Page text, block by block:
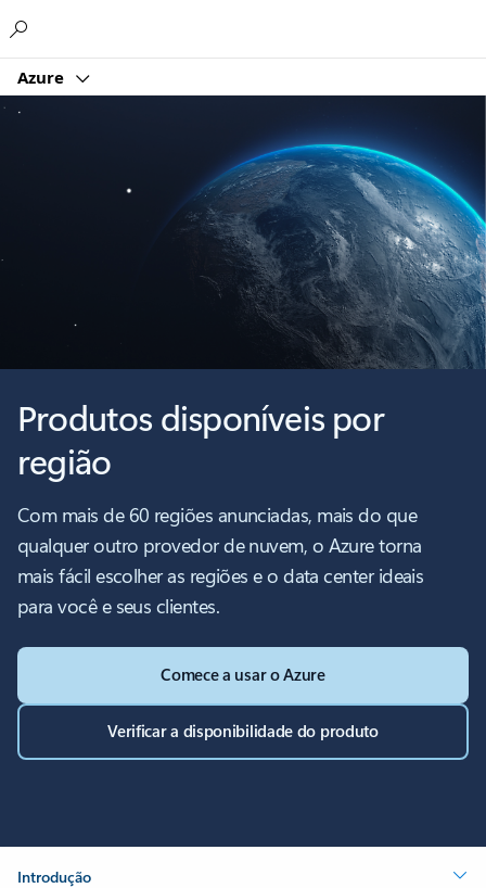
Azure
Produtos disponíveis por
região
Com mais de 60 regiões anunciadas, mais do que
qualquer outro provedor de nuvem, o Azure torna
mais fácil escolher as regiões e o data center ideais
para você e seus clientes.
Comece a usar o Azure
Verificar a disponibilidade do produto
Introdução